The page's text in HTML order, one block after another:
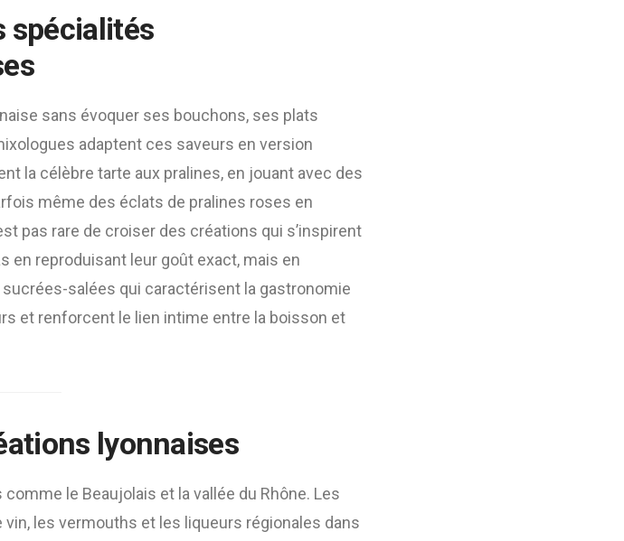
spécialités
sans évoquer ses bouchons, ses plats
adaptent ces saveurs en version
la célèbre tarte aux pralines, en jouant avec des
même des éclats de pralines roses en
pas rare de croiser des créations qui s’inspirent
en reproduisant leur goût exact, mais en
salées qui caractérisent la gastronomie
et renforcent le lien intime entre la boisson et
lyonnaises
le Beaujolais et la vallée du Rhône. Les
les vermouths et les liqueurs régionales dans